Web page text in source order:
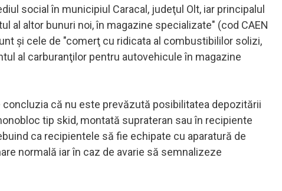
social în municipiul Caracal, judeţul Olt, iar principalul
altor bunuri noi, în magazine specializate" (cod CAEN
şi cele de "comerţ cu ridicata al combustibililor solizi,
al carburanţilor pentru autovehicule în magazine
că nu este prevăzută posibilitatea depozitării
tip skid, montată suprateran sau în recipiente
ca recipientele să fie echipate cu aparatură de
normală iar în caz de avarie să semnalizeze